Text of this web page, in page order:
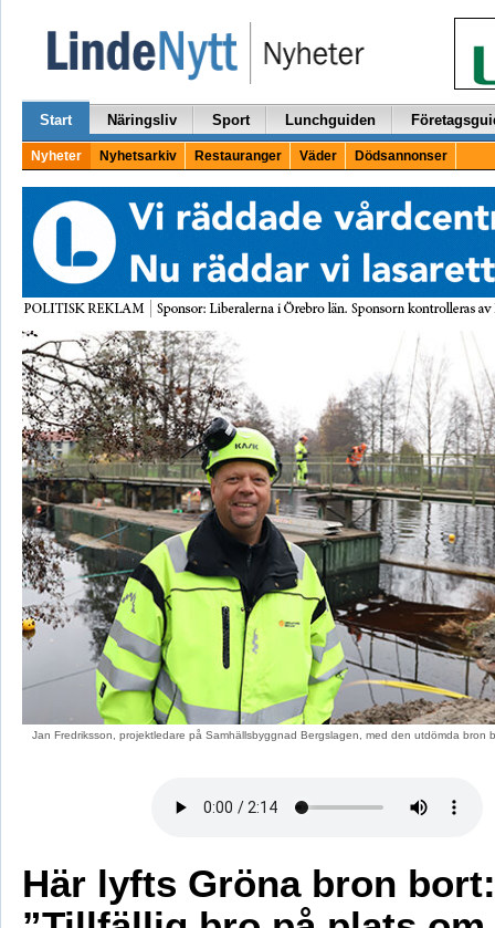
Start Näringsliv Sport Lunchguiden
Nyheter Nyhetsarkiv Restauranger Väder Dödsannonser
Jan Fredriksson, projektledare på Samhällsbyggnad Bergslagen, med den utdömda bron
Här lyfts Gröna bron bort: